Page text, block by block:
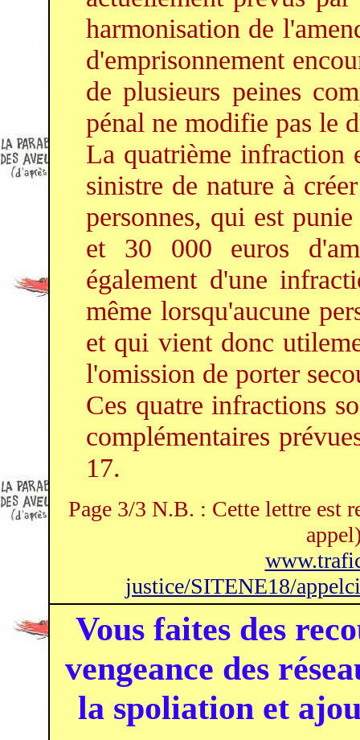
harmonisation de
d'emprisonnement
de plusieurs peines
pénal ne modifie pas le
La quatrième infraction
sinistre de nature à
personnes, qui est
et 30 000 euros
également d'une
même lorsqu'aucune
et qui vient donc
l'omission de porter
Ces quatre infractions
complémentaires
17.
Page 3/3 N.B. : Cette lettre est
justice/SITENE18/
Vous faites des
vengeance des
la spoliation et